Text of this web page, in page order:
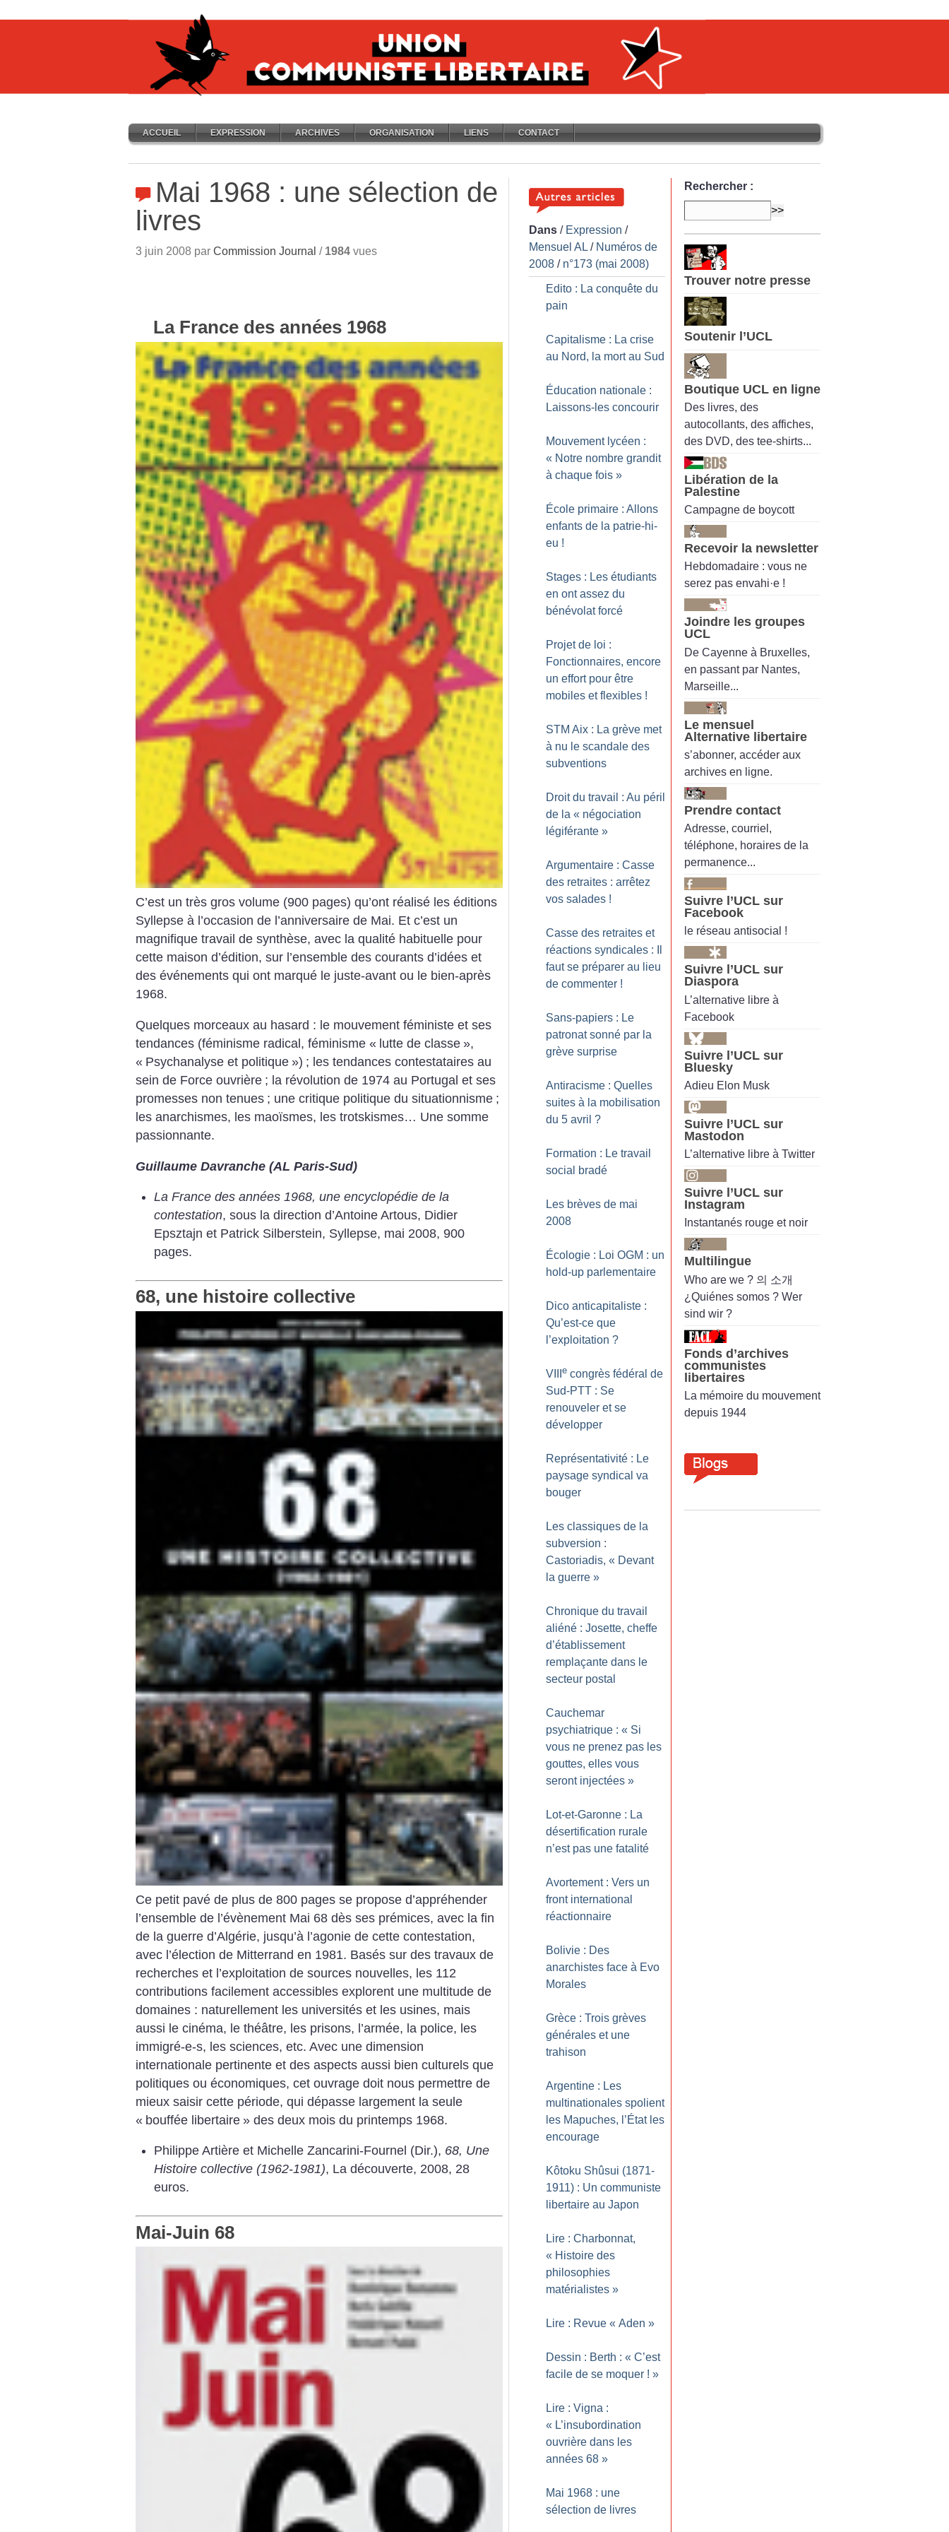
ACCUEIL EXPRESSION ARCHIVES ORGANISATION LIENS CONTACT
Mai 1968 : une sélection de
livres
3 juin 2008 par Commission Journal / 1984 vues
La France des années 1968
C’est un très gros volume (900 pages) qu’ont réalisé les éditions
Syllepse à l’occasion de l’anniversaire de Mai. Et c’est un
magnifique travail de synthèse, avec la qualité habituelle pour
cette maison d’édition, sur l’ensemble des courants d’idées et
des événements qui ont marqué le juste-avant ou le bien-après
1968.
Quelques morceaux au hasard : le mouvement féministe et ses
tendances (féminisme radical, féminisme « lutte de classe »,
« Psychanalyse et politique ») ; les tendances contestataires au
sein de Force ouvrière ; la révolution de 1974 au Portugal et ses
promesses non tenues ; une critique politique du situationnisme ;
les anarchismes, les maoïsmes, les trotskismes… Une somme
passionnante.
Guillaume Davranche (AL Paris-Sud)
La France des années 1968, une encyclopédie de la
contestation, sous la direction d’Antoine Artous, Didier
Epsztajn et Patrick Silberstein, Syllepse, mai 2008, 900
pages.
68, une histoire collective
Ce petit pavé de plus de 800 pages se propose d’appréhender
l’ensemble de l’évènement Mai 68 dès ses prémices, avec la fin
de la guerre d’Algérie, jusqu’à l’agonie de cette contestation,
avec l’élection de Mitterrand en 1981. Basés sur des travaux de
recherches et l’exploitation de sources nouvelles, les 112
contributions facilement accessibles explorent une multitude de
domaines : naturellement les universités et les usines, mais
aussi le cinéma, le théâtre, les prisons, l’armée, la police, les
immigré-e-s, les sciences, etc. Avec une dimension
internationale pertinente et des aspects aussi bien culturels que
politiques ou économiques, cet ouvrage doit nous permettre de
mieux saisir cette période, qui dépasse largement la seule
« bouffée libertaire » des deux mois du printemps 1968.
Philippe Artière et Michelle Zancarini-Fournel (Dir.), 68, Une
Histoire collective (1962-1981), La découverte, 2008, 28
euros.
Mai-Juin 68
Dans / Expression /
Mensuel AL / Numéros de
2008 / n°173 (mai 2008)
Edito : La conquête du
pain
Capitalisme : La crise
au Nord, la mort au Sud
Éducation nationale :
Laissons-les concourir
Mouvement lycéen :
« Notre nombre grandit
à chaque fois »
École primaire : Allons
enfants de la patrie-hi-
eu !
Stages : Les étudiants
en ont assez du
bénévolat forcé
Projet de loi :
Fonctionnaires, encore
un effort pour être
mobiles et flexibles !
STM Aix : La grève met
à nu le scandale des
subventions
Droit du travail : Au péril
de la « négociation
légiférante »
Argumentaire : Casse
des retraites : arrêtez
vos salades !
Casse des retraites et
réactions syndicales : Il
faut se préparer au lieu
de commenter !
Sans-papiers : Le
patronat sonné par la
grève surprise
Antiracisme : Quelles
suites à la mobilisation
du 5 avril ?
Formation : Le travail
social bradé
Les brèves de mai
2008
Écologie : Loi OGM : un
hold-up parlementaire
Dico anticapitaliste :
Qu’est-ce que
l’exploitation ?
VIII e congrès fédéral de
Sud-PTT : Se
renouveler et se
développer
Représentativité : Le
paysage syndical va
bouger
Les classiques de la
subversion :
Castoriadis, « Devant
la guerre »
Chronique du travail
aliéné : Josette, cheffe
d’établissement
remplaçante dans le
secteur postal
Cauchemar
psychiatrique : « Si
vous ne prenez pas les
gouttes, elles vous
seront injectées »
Lot-et-Garonne : La
désertification rurale
n’est pas une fatalité
Avortement : Vers un
front international
réactionnaire
Bolivie : Des
anarchistes face à Evo
Morales
Grèce : Trois grèves
générales et une
trahison
Argentine : Les
multinationales spolient
les Mapuches, l’État les
encourage
Kôtoku Shûsui (1871-
1911) : Un communiste
libertaire au Japon
Lire : Charbonnat,
« Histoire des
philosophies
matérialistes »
Lire : Revue « Aden »
Dessin : Berth : « C’est
facile de se moquer ! »
Lire : Vigna :
« L’insubordination
ouvrière dans les
années 68 »
Mai 1968 : une
sélection de livres
Rechercher :
Trouver notre presse
Soutenir l’UCL
Boutique UCL en ligne
Des livres, des
autocollants, des affiches,
des DVD, des tee-shirts...
Libération de la
Palestine
Campagne de boycott
Recevoir la newsletter
Hebdomadaire : vous ne
serez pas envahi·e !
Joindre les groupes
UCL
De Cayenne à Bruxelles,
en passant par Nantes,
Marseille...
Le mensuel
Alternative libertaire
s’abonner, accéder aux
archives en ligne.
Prendre contact
Adresse, courriel,
téléphone, horaires de la
permanence...
Suivre l’UCL sur
Facebook
le réseau antisocial !
Suivre l’UCL sur
Diaspora
L’alternative libre à
Facebook
Suivre l’UCL sur
Bluesky
Adieu Elon Musk
Suivre l’UCL sur
Mastodon
L’alternative libre à Twitter
Suivre l’UCL sur
Instagram
Instantanés rouge et noir
Multilingue
Who are we ? 의 소개
¿Quiénes somos ? Wer
sind wir ?
Fonds d’archives
communistes
libertaires
La mémoire du mouvement
depuis 1944